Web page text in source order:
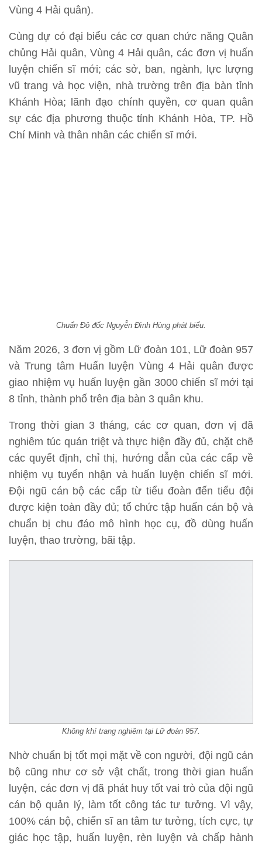
Vùng 4 Hải quân).
Cùng dự có đại biểu các cơ quan chức năng Quân
chủng Hải quân, Vùng 4 Hải quân, các đơn vị huấn
luyện chiến sĩ mới; các sở, ban, ngành, lực lượng
vũ trang và học viện, nhà trường trên địa bàn tỉnh
Khánh Hòa; lãnh đạo chính quyền, cơ quan quân
sự các địa phương thuộc tỉnh Khánh Hòa, TP. Hồ
Chí Minh và thân nhân các chiến sĩ mới.
Chuẩn Đô đốc Nguyễn Đình Hùng phát biểu.
Năm 2026, 3 đơn vị gồm Lữ đoàn 101, Lữ đoàn 957
và Trung tâm Huấn luyện Vùng 4 Hải quân được
giao nhiệm vụ huấn luyện gần 3000 chiến sĩ mới tại
8 tỉnh, thành phố trên địa bàn 3 quân khu.
Trong thời gian 3 tháng, các cơ quan, đơn vị đã
nghiêm túc quán triệt và thực hiện đầy đủ, chặt chẽ
các quyết định, chỉ thị, hướng dẫn của các cấp về
nhiệm vụ tuyển nhận và huấn luyện chiến sĩ mới.
Đội ngũ cán bộ các cấp từ tiểu đoàn đến tiểu đội
được kiện toàn đầy đủ; tổ chức tập huấn cán bộ và
chuẩn bị chu đáo mô hình học cụ, đồ dùng huấn
luyện, thao trường, bãi tập.
Không khí trang nghiêm tại Lữ đoàn 957.
Nhờ chuẩn bị tốt mọi mặt về con người, đội ngũ cán
bộ cũng như cơ sở vật chất, trong thời gian huấn
luyện, các đơn vị đã phát huy tốt vai trò của đội ngũ
cán bộ quản lý, làm tốt công tác tư tưởng. Vì vậy,
100% cán bộ, chiến sĩ an tâm tư tưởng, tích cực, tự
giác học tập, huấn luyện, rèn luyện và chấp hành